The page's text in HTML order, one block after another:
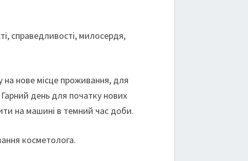
справедливості, милосердя,
на нове місце проживання, для
день для початку нових
на машині в темний час доби.
косметолога.